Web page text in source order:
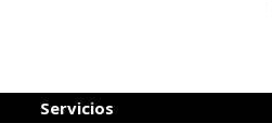
Servicios